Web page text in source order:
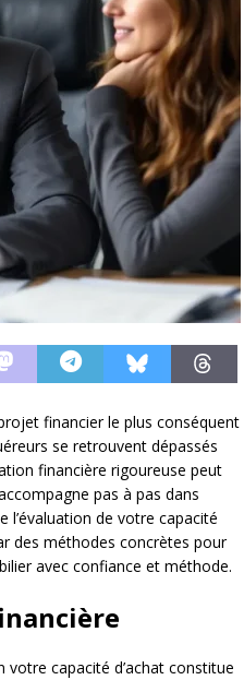
financier le plus conséquent
se retrouvent dépassés
financière rigoureuse peut
pas à pas dans
l’évaluation de votre capacité
des méthodes concrètes pour
avec confiance et méthode.
capacité d’achat constitue